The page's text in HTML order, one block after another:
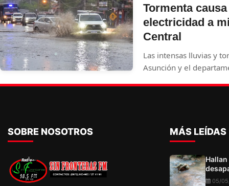
desde el 7 de febrero,
el cuello. Dos
presuntos autores del
Tormenta
electricidad a
Central
Las intensas lluvias y
Asunción y el
SOBRE NOSOTROS MÁS LEÍDAS
05/